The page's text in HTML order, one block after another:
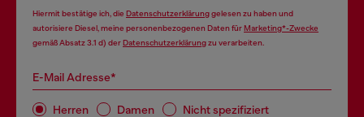
Hiermit bestätige ich, die Datenschutzerklärunggelesen zu haben und
autorisiere Diesel, meine personenbezogenen Daten fürMarketing*-Zwecke
gemäß Absatz 3.1 d) derDatenschutzerklärungzu verarbeiten.
E-Mail Adresse*
Herren Damen Nicht spezifiziert